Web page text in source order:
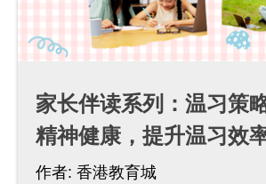
家长伴读系列：温习
精神健康，提升温习效
作者: 香港教育城